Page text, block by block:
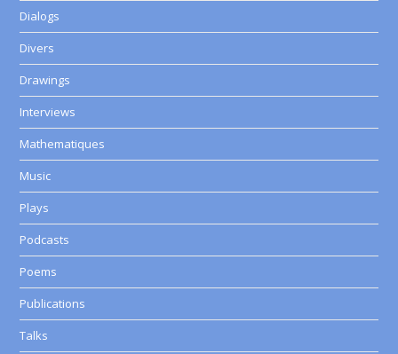
Dialogs
Divers
Drawings
Interviews
Mathematiques
Music
Plays
Podcasts
Poems
Publications
Talks